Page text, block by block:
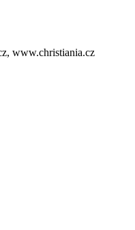
www.christiania.cz